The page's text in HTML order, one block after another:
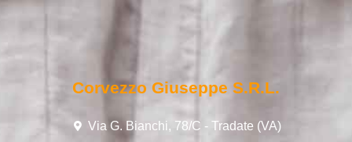
Corvezzo Giuseppe S.r.l.
Via G. Bianchi, 78/C - Tradate (VA)